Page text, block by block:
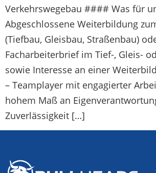
Verkehrswegebau #### Was für
Abgeschlossene Weiterbildung
(Tiefbau, Gleisbau, Straßenbau)
Facharbeiterbrief im Tief-, Gleis-
sowie Interesse an einer
– Teamplayer mit engagierter
hohem Maß an
Zuverlässigkeit […]